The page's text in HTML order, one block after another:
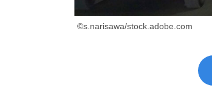
©s.narisawa/stock.adobe.com